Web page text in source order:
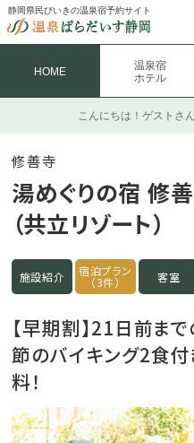
静岡県民びいきの温泉宿予約サイト
HOME
温泉宿
ホテル
こんにちは！ ゲストさ
修善寺
湯めぐりの宿 修
（共立リゾート）
施設紹介 宿泊プラン
（3件） 客室
【早期割】21日前ま
節のバイキング2食付
料！